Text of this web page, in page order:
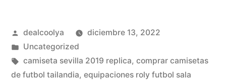
Publicado
por
dealcoolya
diciembre 13, 2022
Publicado
en
Uncategorized
Etiquetas:
camiseta sevilla 2019 replica, comprar camisetas
de futbol tailandia, equipaciones roly futbol sala